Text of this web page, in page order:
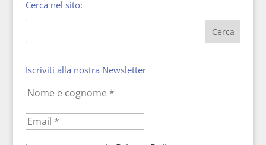
Cerca nel sito:
Iscriviti alla nostra Newsletter